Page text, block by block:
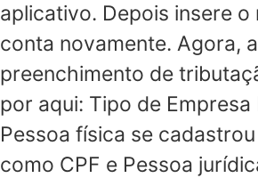
aplicativo. Depois insere o
conta novamente. Agora,
preenchimento de
por aqui: Tipo de Empresa
Pessoa física se
como CPF e Pessoa